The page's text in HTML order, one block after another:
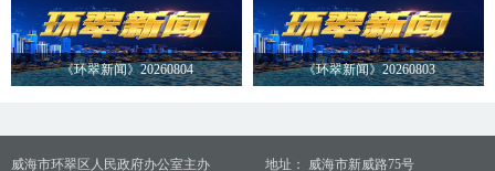
《环翠新闻》20260804 《环翠新闻》20260803
威海市环翠区人民政府办公室主办 地址： 威海市新威路75号